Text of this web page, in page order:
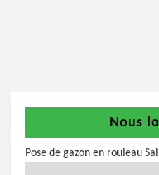
Nous
Pose de gazon en rouleau